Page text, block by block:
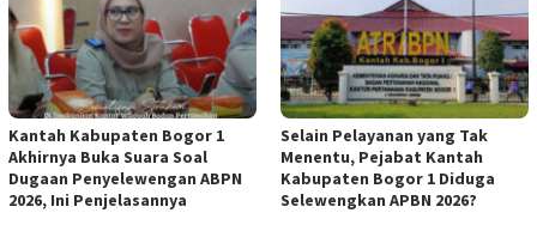
Kantah Kabupaten Bogor 1
Akhirnya Buka Suara Soal
Dugaan Penyelewengan ABPN
2026, Ini Penjelasannya
Selain Pelayanan yang Tak
Menentu, Pejabat Kantah
Kabupaten Bogor 1 Diduga
Selewengkan APBN 2026?